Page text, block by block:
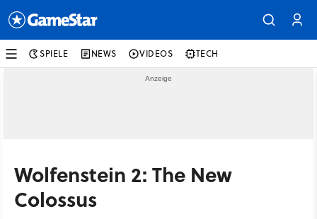
SPIELE NEWS VIDEOS TECH
Wolfenstein 2: The New
Colossus